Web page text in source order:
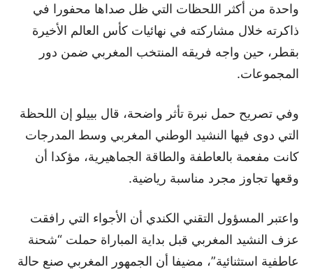
واحدة من أكثر اللحظات التي ظل صداها محفورا في
ذاكرته خلال مشاركته في نهائيات كأس العالم الأخيرة
بقطر، حين واجه فريقه المنتخب المغربي ضمن دور
المجموعات.
وفي تصريح حمل نبرة تأثر واضحة، قال بييلو إن اللحظة
التي دوى فيها النشيد الوطني المغربي وسط المدرجات
كانت مفعمة بالعاطفة والطاقة الجماهيرية، مؤكدا أن
وقعها تجاوز مجرد مناسبة رياضية.
واعتبر المسؤول التقني الكندي أن الأجواء التي رافقت
عزف النشيد المغربي قبل بداية المباراة حملت “شحنة
عاطفية استثنائية”، مضيفا أن الجمهور المغربي صنع حالة